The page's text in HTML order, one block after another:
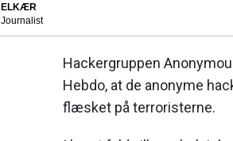
ELKÆR
Journalist
Hackergruppen
Hebdo, at de anonyme
flæsket på terroristerne.